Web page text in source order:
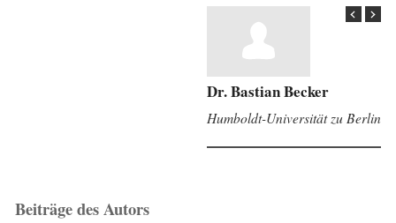
Dr. Bastian Becker
Humboldt-Universität zu Berlin
Beiträge des Autors